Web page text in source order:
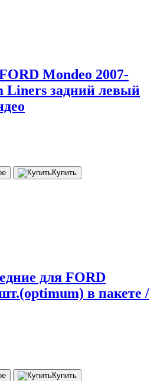
Mondeo 2007-
Liners задний левый
Купить
для FORD
в пакете /
Купить